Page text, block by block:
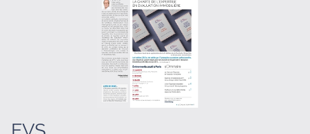
Le Cercle n°67 - Décembre 2021 (2.5 Mo)
Le Cercle n° 66 - Juin 2021 (1.3 Mo)
Le Cercle n° 65 - Septembre 2020 (5.1 Mo)